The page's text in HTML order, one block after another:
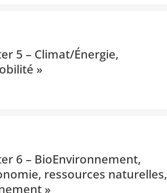
5 – Climat/Énergie,
»
6 – BioEnvironnement,
ressources naturelles,
»